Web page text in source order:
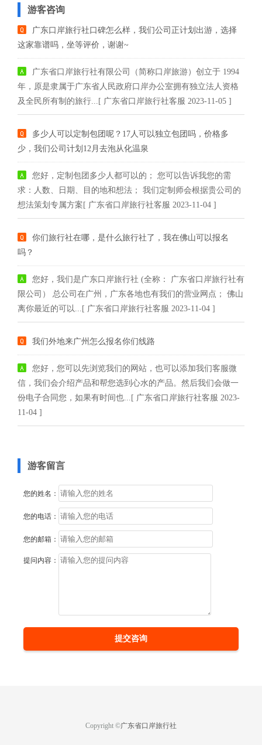
游客咨询
广东口岸旅行社口碑怎么样，我们公司正计划出游，选择
这家靠谱吗，坐等评价，谢谢~
广东省口岸旅行社有限公司（简称口岸旅游）创立于 1994
年，原是隶属于广东省人民政府口岸办公室拥有独立法人资格
及全民所有制的旅行...[ 广东省口岸旅行社客服 2023-11-05 ]
多少人可以定制包团呢？17人可以独立包团吗，价格多
少，我们公司计划12月去泡从化温泉
您好，定制包团多少人都可以的； 您可以告诉我您的需
求：人数、日期、目的地和想法； 我们定制师会根据贵公司的
想法策划专属方案[ 广东省口岸旅行社客服 2023-11-04 ]
你们旅行社在哪，是什么旅行社了，我在佛山可以报名
吗？
您好，我们是广东口岸旅行社 (全称： 广东省口岸旅行社有
限公司） 总公司在广州，广东各地也有我们的营业网点； 佛山
离你最近的可以...[ 广东省口岸旅行社客服 2023-11-04 ]
我们外地来广州怎么报名你们线路
您好，您可以先浏览我们的网站，也可以添加我们客服微
信，我们会介绍产品和帮您选到心水的产品。然后我们会做一
份电子合同您，如果有时间也...[ 广东省口岸旅行社客服 2023-
11-04 ]
游客留言
您的姓名：
您的电话：
您的邮箱：
提问内容：
提交咨询
Copyright ©广东省口岸旅行社